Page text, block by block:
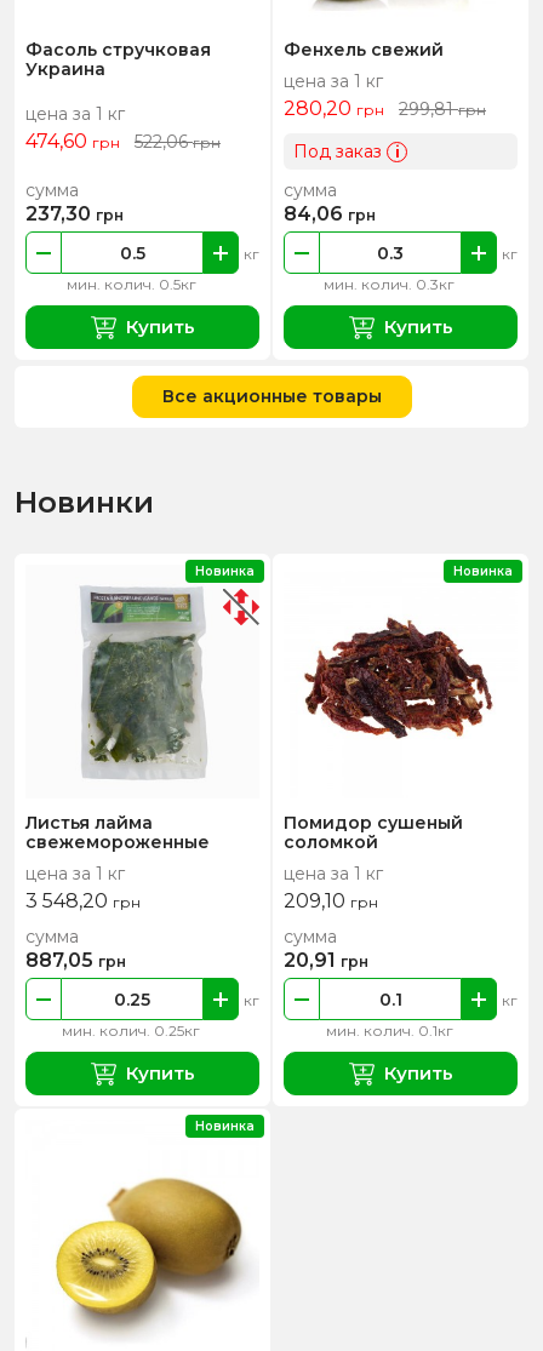
Фасоль стручковая
Украина
цена за 1 кг
474,60 грн 522,06грн
мин. колич. 0.5кг
кг
сумма
237,30 грн
Купить
Фенхель свежий
цена за 1 кг
280,20 грн 299,81грн
Под заказ i
мин. колич. 0.3кг
кг
сумма
84,06 грн
Купить
Все акционные товары
Новинки
Листья лайма
свежемороженные
цена за 1 кг
3 548,20 грн
мин. колич. 0.25кг
кг
сумма
887,05 грн
Купить
Новинка
Помидор сушеный
соломкой
цена за 1 кг
209,10 грн
мин. колич. 0.1кг
кг
сумма
20,91 грн
Купить
Новинка
Новинка